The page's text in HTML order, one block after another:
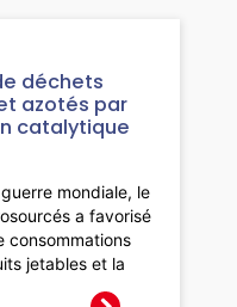
déchets
azotés par
catalytique
mondiale, le
a favorisé
consommations
jetables et la